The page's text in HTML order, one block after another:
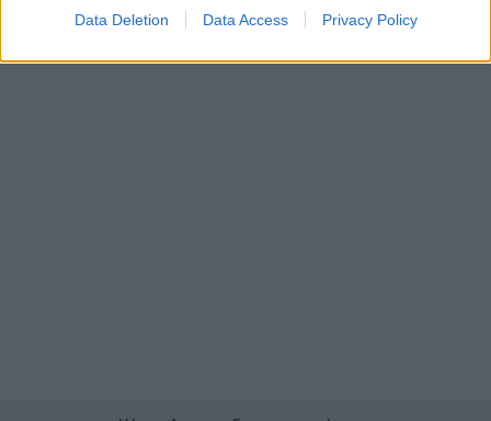
Data Deletion Data Access Privacy Policy